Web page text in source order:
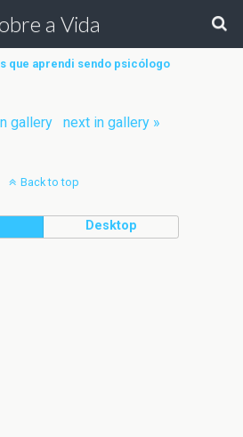
a Vida
que aprendi sendo psicólogo
gallery next in gallery »
Back to top
Desktop